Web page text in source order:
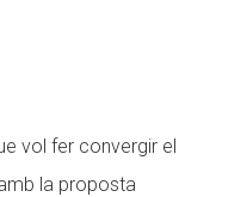
vol fer convergir el
la proposta
SECTOR